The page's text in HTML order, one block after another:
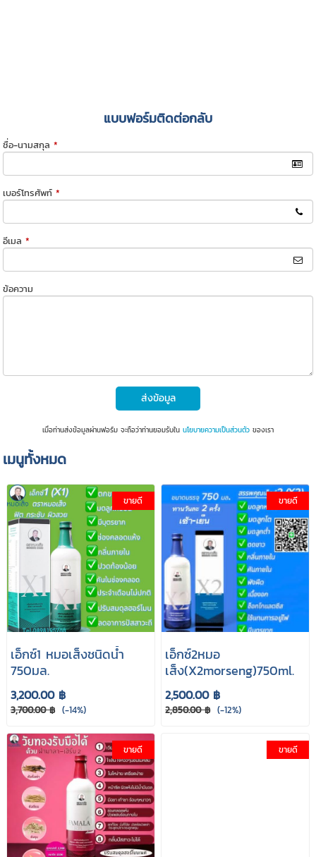
แบบฟอร์มติดต่อกลับ
ชื่อ-นามสกุล *
เบอร์โทรศัพท์ *
อีเมล *
ข้อความ
ส่งข้อมูล
เมื่อท่านส่งข้อมูลผ่านฟอร์ม จะถือว่าท่านยอมรับใน นโยบายความเป็นส่วนตัว ของเรา
เมนูทั้งหมด
ขายดี
เอ็กซ์1 หมอเส็งชนิดนํ้า
750มล.
3,200.00 ฿
3,700.00 ฿ (-14%)
ขายดี
เอ็กซ์2หมอ
เส็ง(X2morseng)750ml.
2,500.00 ฿
2,850.00 ฿ (-12%)
ขายดี ขายดี